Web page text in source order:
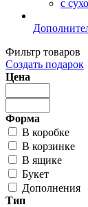
с
Фильтр товаров
Создать подарок
Цена
Форма
В коробке
В корзинке
В ящике
Букет
Дополнения
Тип